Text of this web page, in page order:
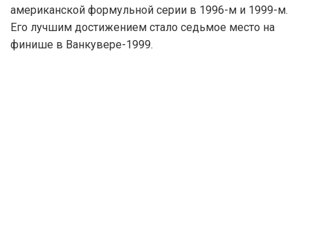
американской формульной серии в 1996-м и 1999-м.
Его лучшим достижением стало седьмое место на
финише в Ванкувере-1999.